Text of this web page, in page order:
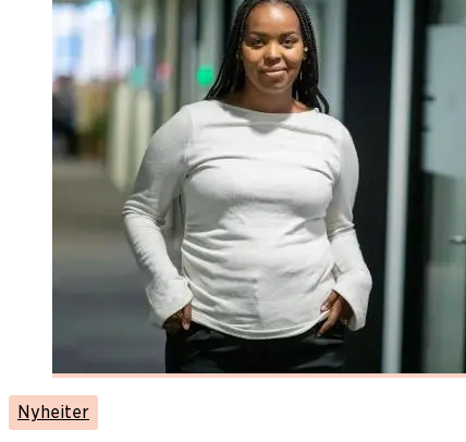
Nyheiter